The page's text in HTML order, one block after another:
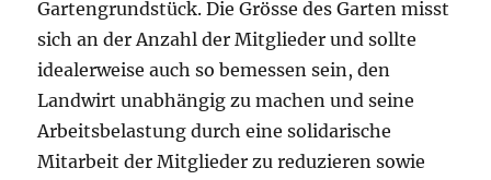
Gartengrundstück. Die Grösse des Garten misst
sich an der Anzahl der Mitglieder und sollte
idealerweise auch so bemessen sein, den
Landwirt unabhängig zu machen und seine
Arbeitsbelastung durch eine solidarische
Mitarbeit der Mitglieder zu reduzieren sowie